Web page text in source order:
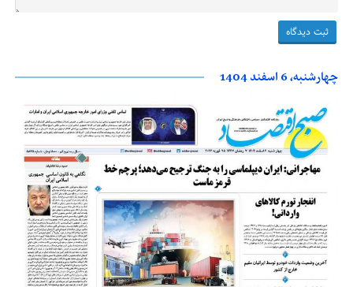
چهارشنبه، 6 اسفند 1404